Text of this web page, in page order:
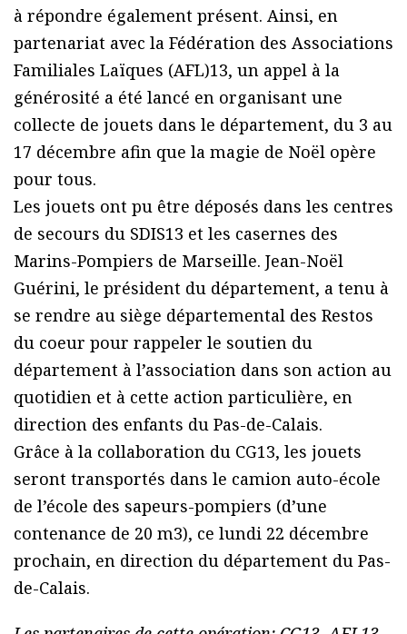
à répondre également présent. Ainsi, en
partenariat avec la Fédération des Associations
Familiales Laïques (AFL)13, un appel à la
générosité a été lancé en organisant une
collecte de jouets dans le département, du 3 au
17 décembre afin que la magie de Noël opère
pour tous.
Les jouets ont pu être déposés dans les centres
de secours du SDIS13 et les casernes des
Marins-Pompiers de Marseille. Jean-Noël
Guérini, le président du département, a tenu à
se rendre au siège départemental des Restos
du coeur pour rappeler le soutien du
département à l’association dans son action au
quotidien et à cette action particulière, en
direction des enfants du Pas-de-Calais.
Grâce à la collaboration du CG13, les jouets
seront transportés dans le camion auto-école
de l’école des sapeurs-pompiers (d’une
contenance de 20 m3), ce lundi 22 décembre
prochain, en direction du département du Pas-
de-Calais.